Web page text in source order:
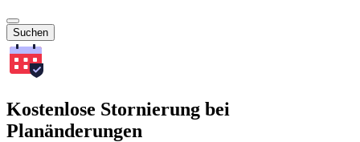
Suchen
Kostenlose Stornierung bei
Planänderungen